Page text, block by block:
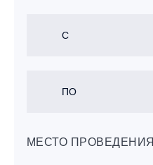
МЕСТО ПРОВЕДЕНИЯ